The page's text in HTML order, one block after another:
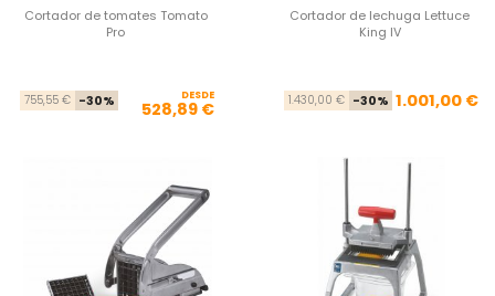
Cortador de tomates Tomato
Pro
Precio base
755,55 € -30% Precio
DESDE
528,89 €
Cortador de lechuga Lettuce
King IV
1.430,00 € -30% 1.001,00 €